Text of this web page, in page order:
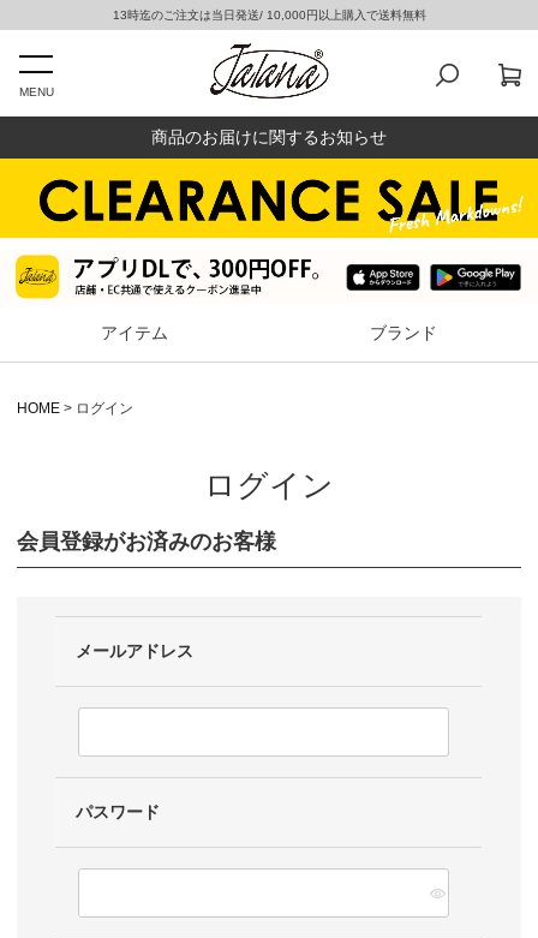
13時迄のご注文は当日発送/ 10,000円以上購入で送料無料
MENU
商品のお届けに関するお知らせ
アイテム ブランド
HOME ログイン
ログイン
会員登録がお済みのお客様
メールアドレス
パスワード